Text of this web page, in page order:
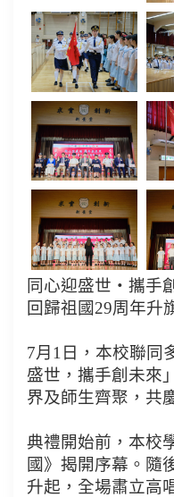
同心迎盛世・攜手
回歸祖國29周年
7月1日，本校聯同
盛世，攜手創未來
界及師生齊聚，共
典禮開始前，本校
國》揭開序幕。隨
升起，全場肅立高